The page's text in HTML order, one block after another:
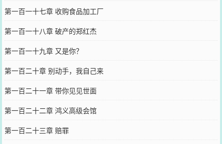
第一百一十七章 收购食品加工厂
第一百一十八章 破产的郑红杰
第一百一十九章 又是你？
第一百二十章 别动手，我自己来
第一百二十一章 带你见见世面
第一百二十二章 鸿义高级会馆
第一百二十三章 赔罪